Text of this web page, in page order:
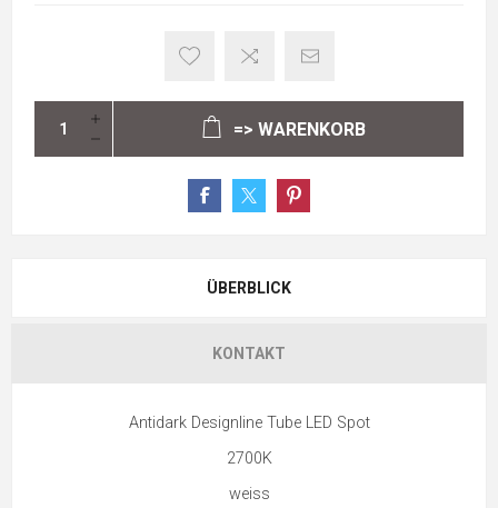
=> WARENKORB
ÜBERBLICK
KONTAKT
Antidark Designline Tube LED Spot
2700K
weiss